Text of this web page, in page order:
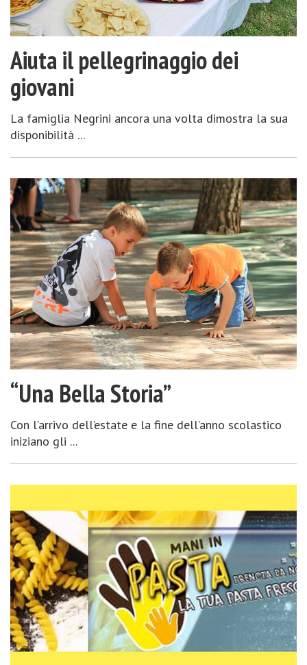
Aiuta il pellegrinaggio dei
giovani
La famiglia Negrini ancora una volta dimostra la sua
disponibilità ...
“Una Bella Storia”
Con l’arrivo dell’estate e la fine dell’anno scolastico
iniziano gli ...